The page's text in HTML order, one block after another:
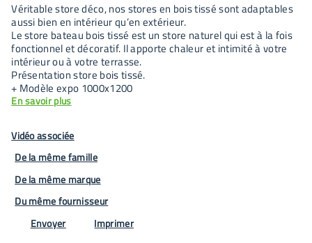
Véritable store déco, nos stores en bois tissé sont adaptables
aussi bien en intérieur qu’en extérieur.
Le store bateau bois tissé est un store naturel qui est à la fois
fonctionnel et décoratif. Il apporte chaleur et intimité à votre
intérieur ou à votre terrasse.
Présentation store bois tissé.
+ Modèle expo 1000x1200
En savoir plus
Vidéo associée
De la même famille
De la même marque
Du même fournisseur
Envoyer
Imprimer